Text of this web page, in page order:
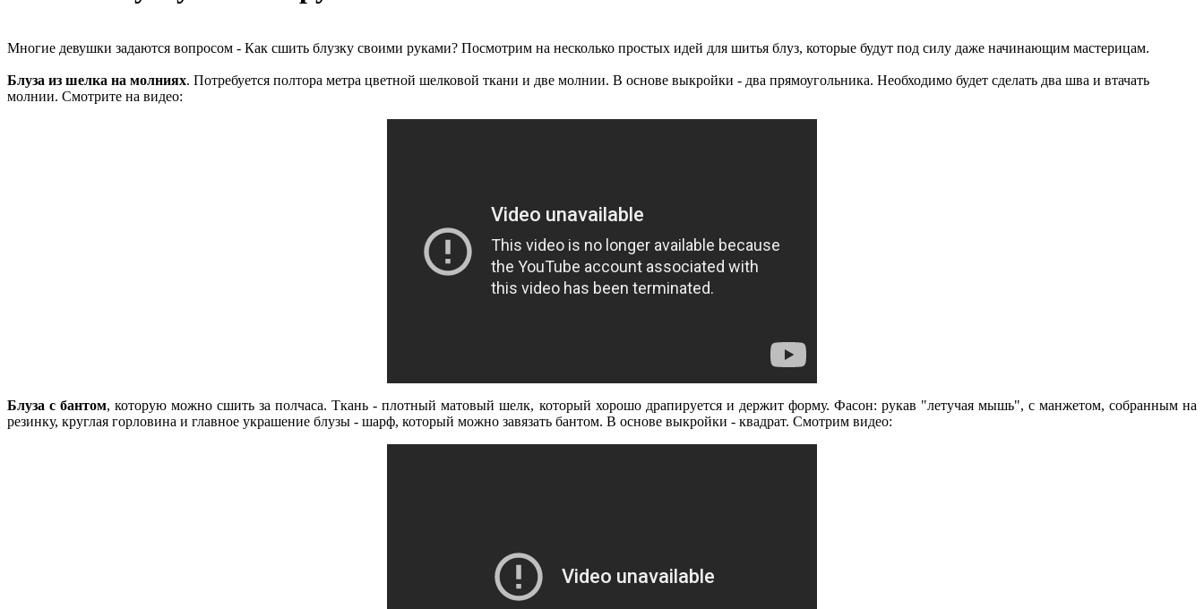
Многие девушки задаются вопросом - Как сшить блузку своими руками? Посмотрим на несколько простых идей для шитья блуз, которые будут под силу даже начинающим мастерицам.
Блуза из шелка на молниях. Потребуется полтора метра цветной шелковой ткани и две молнии. В основе выкройки - два прямоугольника. Необходимо будет сделать два шва и втачать
молнии. Смотрите на видео:
Блуза с бантом, которую можно сшить за полчаса. Ткань - плотный матовый шелк, который хорошо драпируется и держит форму. Фасон: рукав "летучая мышь", с манжетом, собранным на
резинку, круглая горловина и главное украшение блузы - шарф, который можно завязать бантом. В основе выкройки - квадрат. Смотрим видео: